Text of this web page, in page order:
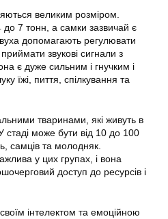
великим розміром.
7 тонн, а самки зазвичай є
допомагають регулювати
звукові сигнали з
є дуже сильним і гнучким і
їжі, пиття, спілкування та
тваринами, які живуть в
стаді може бути від 10 до 100
самців та молодняк.
у цих групах, і вона
доступ до ресурсів і
інтелектом та емоційною